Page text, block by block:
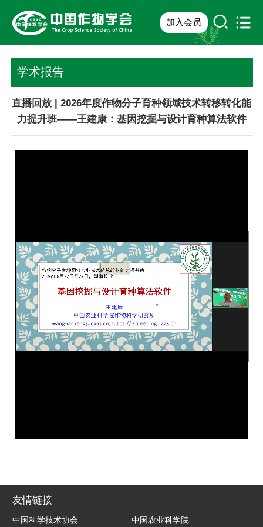
加入会员
学术报告
直播回放 | 2026年度作物分子育种领域技术转移转化能
力提升班——王建康：基因挖掘与设计育种算法软件
友情链接
中国科学技术协会 中国农业科学院